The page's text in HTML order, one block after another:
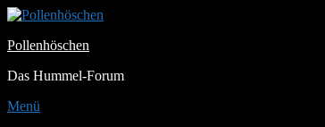
Zum
springen
Pollenhöschen
Das Hummel-Forum
Menü